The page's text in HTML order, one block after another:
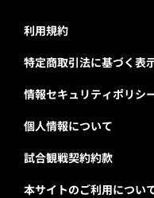
利用規約
特定商取引法に基づく表
情報セキュリティポリシ
個人情報について
試合観戦契約約款
本サイトのご利用につい